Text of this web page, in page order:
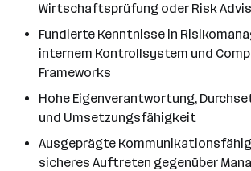
Wirtschaftsprüfung oder Risk
Fundierte Kenntnisse in
internem Kontrollsystem und
Frameworks
Hohe Eigenverantwortung,
und Umsetzungsfähigkeit
Ausgeprägte
sicheres Auftreten gegenüber